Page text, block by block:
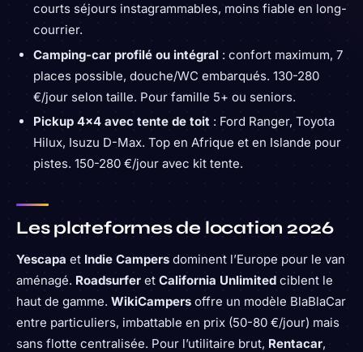
courts séjours instagrammables, moins fiable en long-
courrier.
Camping-car profilé ou intégral : confort maximum, 7
places possible, douche/WC embarqués. 130-280
€/jour selon taille. Pour famille 5+ ou seniors.
Pickup 4×4 avec tente de toit : Ford Ranger, Toyota
Hilux, Isuzu D-Max. Top en Afrique et en Islande pour
pistes. 150-280 €/jour avec kit tente.
Les plateformes de location 2026
Yescapa et Indie Campers dominent l’Europe pour le van
aménagé. Roadsurfer et California Unlimited ciblent le
haut de gamme. WikiCampers offre un modèle BlaBlaCar
entre particuliers, imbattable en prix (50-80 €/jour) mais
sans flotte centralisée. Pour l’utilitaire brut, Rentacar,